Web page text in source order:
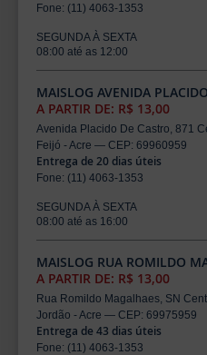
Fone: (11) 4063-1353
SEGUNDA À SEXTA
08:00 até as 12:00
MAISLOG AVENIDA
A PARTIR DE: R$ 13,00
Avenida Placido De Castro, 871
Feijó - Acre — CEP: 69960959
Entrega de 20 dias úteis
Fone: (11) 4063-1353
SEGUNDA À SEXTA
08:00 até as 16:00
MAISLOG RUA ROMILDO
A PARTIR DE: R$ 13,00
Rua Romildo Magalhaes, SN
Jordão - Acre — CEP: 69975959
Entrega de 43 dias úteis
Fone: (11) 4063-1353